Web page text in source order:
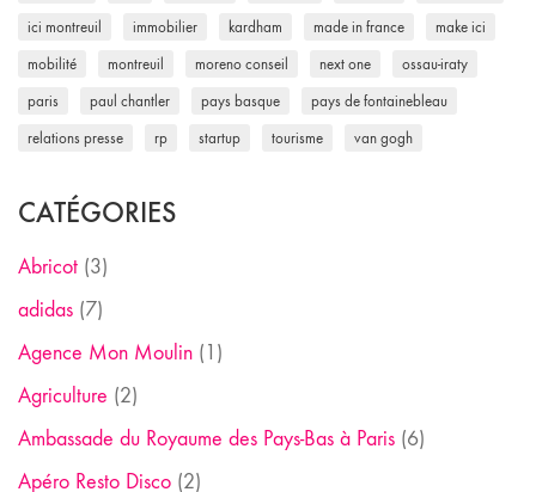
ici montreuil immobilier kardham made in france make ici
mobilité montreuil moreno conseil next one ossau-iraty
paris paul chantler pays basque pays de fontainebleau
relations presse rp startup tourisme van gogh
CATÉGORIES
Abricot (3)
adidas (7)
Agence Mon Moulin (1)
Agriculture (2)
Ambassade du Royaume des Pays-Bas à Paris (6)
Apéro Resto Disco (2)